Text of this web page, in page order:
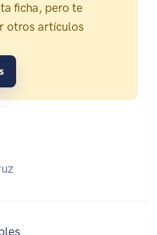
ficha, pero te
otros artículos